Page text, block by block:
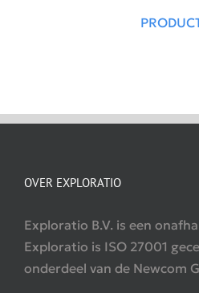
OVER EXPLORATIO
Exploratio B.V. is een
Exploratio is ISO 27001
onderdeel van de Newcom